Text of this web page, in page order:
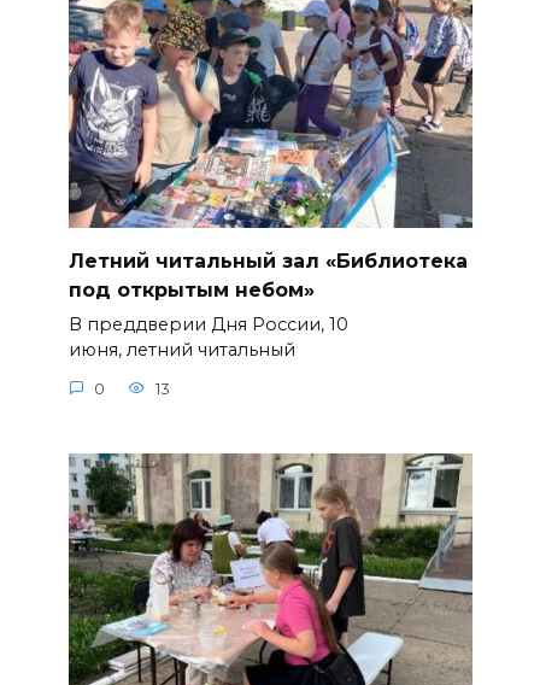
Летний читальный зал «Библиотека
под открытым небом»
В преддверии Дня России, 10
июня, летний читальный
0 13